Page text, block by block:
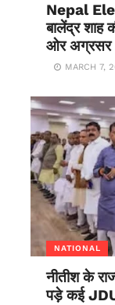
Nepal
बालेंद्र शाह
ओर अग्रसर
MARCH 7,
NATIONAL
नीतीश के
पड़े कई JDU